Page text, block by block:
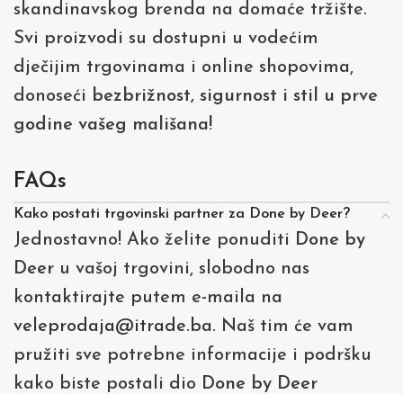
skandinavskog brenda na domaće tržište.
Svi proizvodi su dostupni u vodećim
dječijim trgovinama i online shopovima,
donoseći bezbrižnost, sigurnost i stil u prve
godine vašeg mališana!
FAQs
Kako postati trgovinski partner za Done by Deer?
Jednostavno! Ako želite ponuditi Done by
Deer u vašoj trgovini, slobodno nas
kontaktirajte putem e-maila na
veleprodaja@itrade.ba. Naš tim će vam
pružiti sve potrebne informacije i podršku
kako biste postali dio Done by Deer